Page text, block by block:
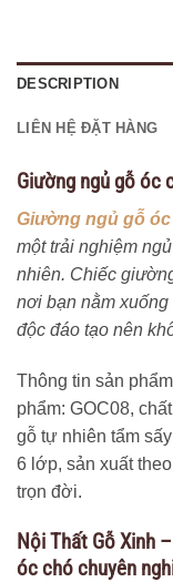
DESCRIPTION
LIÊN HỆ ĐẶT HÀNG
Giường ngủ gỗ óc
Giường ngủ gỗ
một trải nghiệm
nhiên. Chiếc
nơi bạn nằm
độc đáo tạo nên
Thông tin sản
phẩm: GOC08,
gỗ tự nhiên tẩm
6 lớp, sản xuất
trọn đời.
Nội Thất Gỗ Xinh
óc chó chuyên